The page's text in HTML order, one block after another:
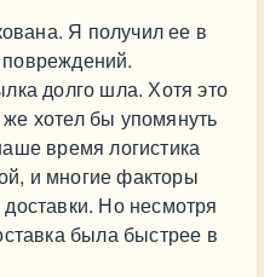
Я получил ее в
долго шла. Хотя это
хотел бы упомянуть
время логистика
и многие факторы
доставки. Но несмотря
была быстрее в